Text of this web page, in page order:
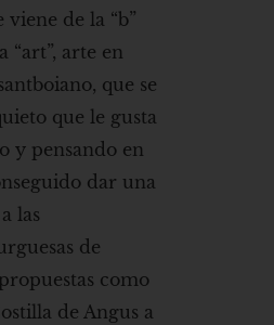
de la “b”
“art”, arte en
que se
que le gusta
y pensando en
dar una
las
de
como
de Angus a